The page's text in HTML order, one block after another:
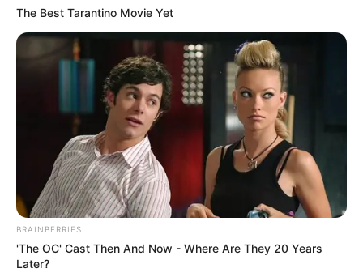
The Best Tarantino Movie Yet
BRAINBERRIES
'The OC' Cast Then And Now - Where Are They 20 Years
Later?